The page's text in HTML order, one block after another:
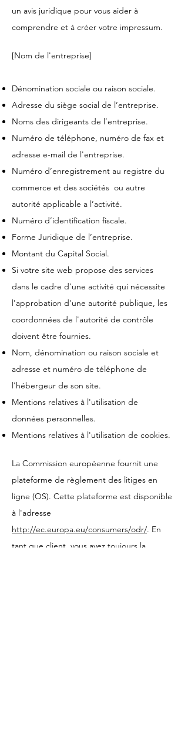
un avis juridique pour vous aider à
comprendre et à créer votre impressum.
[Nom de l'entreprise]
Dénomination sociale ou raison sociale.
Adresse du siège social de l’entreprise.
Noms des dirigeants de l’entreprise.
Numéro de téléphone, numéro de fax et
adresse e-mail de l'entreprise.
Numéro d’enregistrement au registre du
commerce et des sociétés ou autre
autorité applicable a l’activité.
Numéro d’identification fiscale.
Forme Juridique de l’entreprise.
Montant du Capital Social.
Si votre site web propose des services
dans le cadre d'une activité qui nécessite
l'approbation d'une autorité publique, les
coordonnées de l'autorité de contrôle
doivent être fournies. ​​​
Nom, dénomination ou raison sociale et
adresse et numéro de téléphone de
l'hébergeur de son site.
Mentions relatives à l'utilisation de
données personnelles.
Mentions relatives à l'utilisation de cookies.
La Commission européenne fournit une
plateforme de règlement des litiges en
ligne (OS). Cette plateforme est disponible
à l'adresse
http://ec.europa.eu/consumers/odr/. En
tant que client, vous avez toujours la